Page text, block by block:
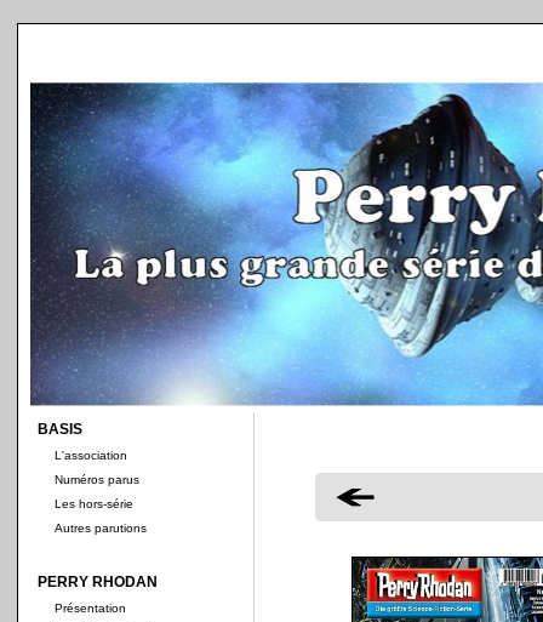
BASIS
L'association
Numéros parus
Les hors-série
Autres parutions
PERRY RHODAN
Présentation